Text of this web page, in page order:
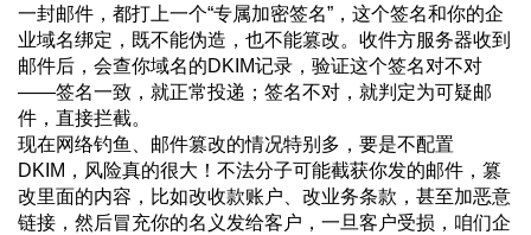
一封邮件，都打上一个“专属加密签名”，这个签名和你的企
业域名绑定，既不能伪造，也不能篡改。收件方服务器收到
邮件后，会查你域名的DKIM记录，验证这个签名对不对
——签名一致，就正常投递；签名不对，就判定为可疑邮
件，直接拦截。
现在网络钓鱼、邮件篡改的情况特别多，要是不配置
DKIM，风险真的很大！不法分子可能截获你发的邮件，篡
改里面的内容，比如改收款账户、改业务条款，甚至加恶意
链接，然后冒充你的名义发给客户，一旦客户受损，咱们企